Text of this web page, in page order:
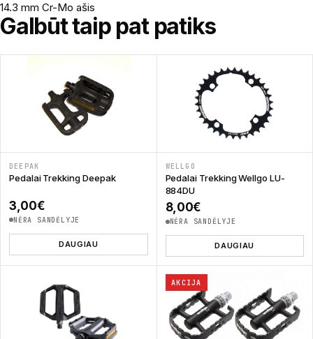
14.3 mm Cr-Mo ašis
Galbūt taip pat patiks
DEEPAK
Pedalai Trekking Deepak
3,00€
NĖRA SANDĖLYJE
DAUGIAU
WELLGO
Pedalai Trekking Wellgo LU-
884DU
8,00€
NĖRA SANDĖLYJE
DAUGIAU
AKCIJA